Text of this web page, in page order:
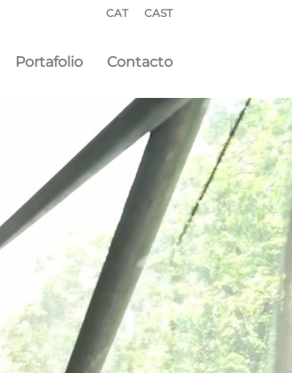
CAT CAST
Portafolio Contacto